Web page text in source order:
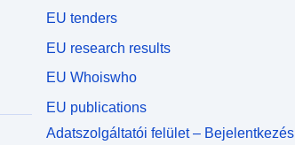
EU tenders
EU research results
EU Whoiswho
EU publications
Adatszolgáltatói felület – Bejelentkezés